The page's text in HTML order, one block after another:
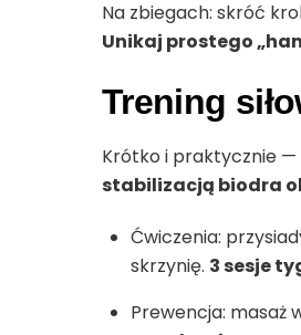
Na zbiegach: skróć
Unikaj prostego
Trening
Krótko i praktycznie —
stabilizacją biodra
Ćwiczenia:
skrzynię. 3 sesje
Prewencja: masaż